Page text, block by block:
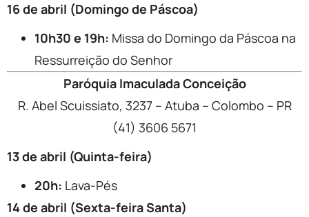
16 de abril (Domingo de Páscoa)
10h30 e 19h: Missa do Domingo da Páscoa na
Ressurreição do Senhor
Paróquia Imaculada Conceição
R. Abel Scuissiato, 3237 – Atuba – Colombo – PR
(41) 3606 5671
13 de abril (Quinta-feira)
20h: Lava-Pés
14 de abril (Sexta-feira Santa)